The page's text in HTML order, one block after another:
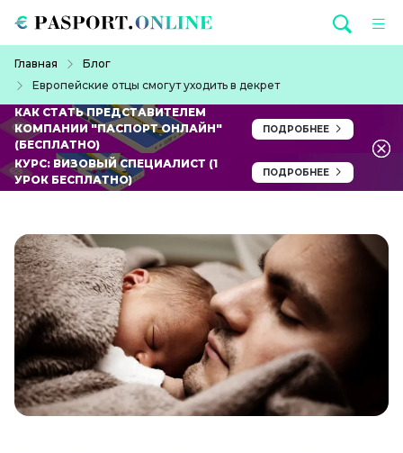
Главная
Блог
Европейские отцы смогут уходить в декрет
КАК СТАТЬ ПРЕДСТАВИТЕЛЕМ
КОМПАНИИ "ПАСПОРТ ОНЛАЙН"
(БЕСПЛАТНО)
ПОДРОБНЕЕ
КУРС: ВИЗОВЫЙ СПЕЦИАЛИСТ (1
УРОК БЕСПЛАТНО)
ПОДРОБНЕЕ